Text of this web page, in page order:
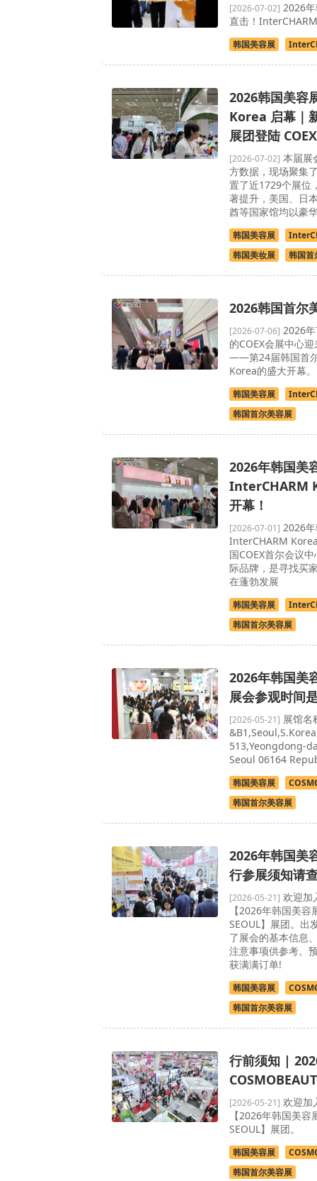
[2026-07-02] 2026
直击！
韩国美容展
2026韩国美容
Korea 启幕｜
展团登陆 COEX
[2026-07-02] 本届展
方数据，现场聚集
置了近1729个展位
著提升，美国、日
酋等国家馆均以豪
韩国美容展
韩国美妆展
韩国首
2026韩国首尔
[2026-07-06] 2026
的COEX会展中心
——第24届韩国首
Korea的盛大开幕。
韩国美容展
韩国首尔美容展
2026年韩国美
InterCHARM
开幕！
[2026-07-01] 2026
InterCHARM
国COEX首尔会议
际品牌，是寻找买
在蓬勃发展
韩国美容展
韩国首尔美容展
2026年韩国美
展会参观时间
[2026-05-21] 展馆名
513,Yeongdong-
Seoul 06164
韩国美容展
韩国首尔美容展
2026年韩国美
行参展须知请
[2026-05-21] 欢迎加
【2026年韩国美容
SEOUL】展团。出
了展会的基本信息
注意事项供参考。
获满满订单!
韩国美容展
韩国首尔美容展
行前须知 |
[2026-05-21] 欢迎加
【2026年韩国美容
SEOUL】展团。
韩国美容展
韩国首尔美容展